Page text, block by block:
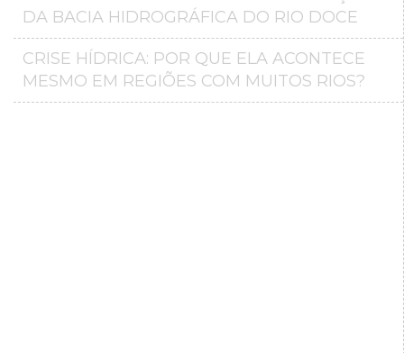
DA BACIA HIDROGRÁFICA DO RIO DOCE
CRISE HÍDRICA: POR QUE ELA ACONTECE
MESMO EM REGIÕES COM MUITOS RIOS?